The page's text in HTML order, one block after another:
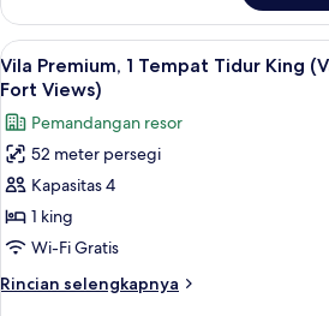
Kamar
Deluks,
pemandangan
kebun
Sitting
Area)
Lihat
semua
foto
untuk
Vila
Premium,
1
Tempat
Tidur
King
Vila
6
Vila Premium, 1 Tempat Tidur King
Fort Views)
Pemandangan resor
52 meter persegi
Kapasitas 4
1 king
Wi-Fi Gratis
Rincian selengkapnya
Rincian